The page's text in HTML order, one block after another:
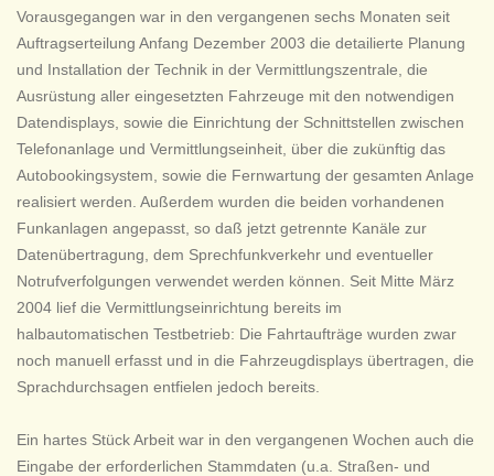
Vorausgegangen war in den vergangenen sechs Monaten seit
Auftragserteilung Anfang Dezember 2003 die detailierte Planung
und Installation der Technik in der Vermittlungszentrale, die
Ausrüstung aller eingesetzten Fahrzeuge mit den notwendigen
Datendisplays, sowie die Einrichtung der Schnittstellen zwischen
Telefonanlage und Vermittlungseinheit, über die zukünftig das
Autobookingsystem, sowie die Fernwartung der gesamten Anlage
realisiert werden. Außerdem wurden die beiden vorhandenen
Funkanlagen angepasst, so daß jetzt getrennte Kanäle zur
Datenübertragung, dem Sprechfunkverkehr und eventueller
Notrufverfolgungen verwendet werden können. Seit Mitte März
2004 lief die Vermittlungseinrichtung bereits im
halbautomatischen Testbetrieb: Die Fahrtaufträge wurden zwar
noch manuell erfasst und in die Fahrzeugdisplays übertragen, die
Sprachdurchsagen entfielen jedoch bereits.
Ein hartes Stück Arbeit war in den vergangenen Wochen auch die
Eingabe der erforderlichen Stammdaten (u.a. Straßen- und